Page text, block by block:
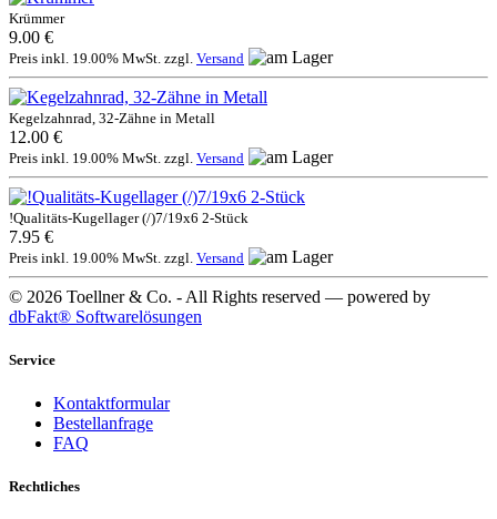
Krümmer
9.00 €
Preis inkl. 19.00% MwSt. zzgl. Versand
Kegelzahnrad, 32-Zähne in Metall
12.00 €
Preis inkl. 19.00% MwSt. zzgl. Versand
!Qualitäts-Kugellager (/)7/19x6 2-Stück
7.95 €
Preis inkl. 19.00% MwSt. zzgl. Versand
© 2026 Toellner & Co. - All Rights reserved — powered by
dbFakt® Softwarelösungen
Service
Kontaktformular
Bestellanfrage
FAQ
Rechtliches